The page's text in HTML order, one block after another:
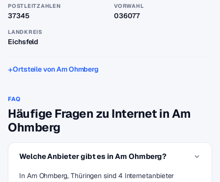
POSTLEITZAHLEN
37345
VORWAHL
036077
LANDKREIS
Eichsfeld
Ortsteile von Am Ohmberg
FAQ
Häufige Fragen zu Internet in Am
Ohmberg
Welche Anbieter gibt es in Am Ohmberg?
In Am Ohmberg, Thüringen sind 4 Internetanbieter